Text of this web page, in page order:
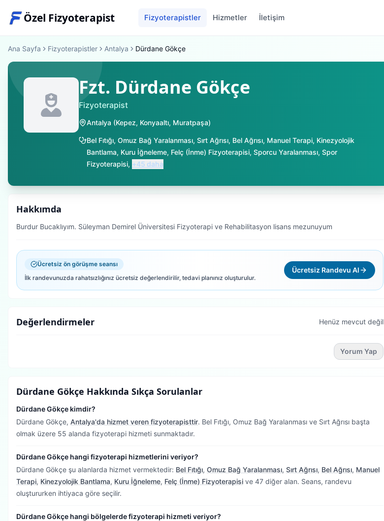
Özel Fizyoterapist Fizyoterapistler Hizmetler İletişim
Ana Sayfa Fizyoterapistler Antalya Dürdane Gökçe
Fzt. Dürdane Gökçe
Fizyoterapist
Antalya (Kepez, Konyaaltı, Muratpaşa)
Bel Fıtığı, Omuz Bağ Yaralanması, Sırt Ağrısı, Bel Ağrısı, Manuel Terapi, Kinezyolojik
Bantlama, Kuru İğneleme, Felç (İnme) Fizyoterapisi, Sporcu Yaralanması, Spor
Fizyoterapisi, +45 daha
Hakkımda
Burdur Bucaklıyım. Süleyman Demirel Üniversitesi Fizyoterapi ve Rehabilitasyon lisans mezunuyum
Ücretsiz ön görüşme seansı
İlk randevunuzda rahatsızlığınız ücretsiz değerlendirilir, tedavi planınız oluşturulur.
Ücretsiz Randevu Al
Değerlendirmeler Henüz mevcut değil
Yorum Yap
Dürdane Gökçe Hakkında Sıkça Sorulanlar
Dürdane Gökçe kimdir?
Dürdane Gökçe, Antalya'da hizmet veren fizyoterapisttir. Bel Fıtığı, Omuz Bağ Yaralanması ve Sırt Ağrısı başta
olmak üzere 55 alanda fizyoterapi hizmeti sunmaktadır.
Dürdane Gökçe hangi fizyoterapi hizmetlerini veriyor?
Dürdane Gökçe şu alanlarda hizmet vermektedir: Bel Fıtığı, Omuz Bağ Yaralanması, Sırt Ağrısı, Bel Ağrısı, Manuel
Terapi, Kinezyolojik Bantlama, Kuru İğneleme, Felç (İnme) Fizyoterapisi ve 47 diğer alan. Seans, randevu
oluştururken ihtiyaca göre seçilir.
Dürdane Gökçe hangi bölgelerde fizyoterapi hizmeti veriyor?